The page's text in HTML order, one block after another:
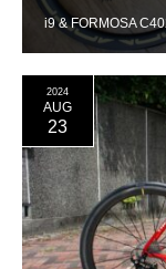
i9 & FORMOSA
2024
AUG
23